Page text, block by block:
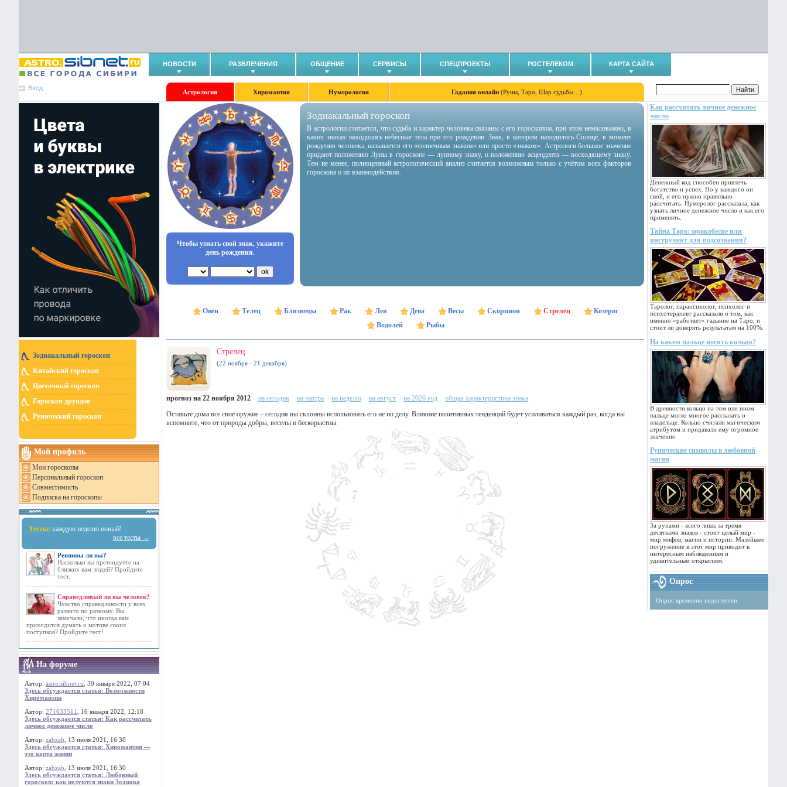
НОВОСТИ РАЗВЛЕЧЕНИЯ ОБЩЕНИЕ СЕРВИСЫ СПЕЦПРОЕКТЫ РОСТЕЛЕКОМ КАРТА САЙТА
Вход
Астрология Хиромантия Нумерология Гадания онлайн (Руны, Таро, Шар судьбы…)
Зодиакальный гороскоп
Китайский гороскоп
Цветочный гороскоп
Гороскоп друидов
Рунический гороскоп
Мой профиль
Мои гороскопы
Персональный гороскоп
Совместимость
Подписка на гороскопы
Тесты: каждую неделю новый!
все тесты →
Ревнивы ли вы?
Насколько вы претендуете на
близких вам людей? Пройдите
тест.
Справедливый ли вы человек?
Чувство справедливости у всех
развито по разному. Вы
замечали, что иногда вам
приходится думать о мотиве своих
поступков? Пройдите тест!
На форуме
Автор: astro.sibnet.ru , 30 января 2022, 07:04
Здесь обсуждается статья: Возможности
Хиромантии
Автор: 271033511
, 16 января 2022, 12:18
Здесь обсуждается статья: Как рассчитать
личное денежное число
Автор: zabzab , 13 июля 2021, 16:30
Здесь обсуждается статья: Хиромантия —
это карта жизни
Автор: zabzab , 13 июля 2021, 16:30
Здесь обсуждается статья: Любовный
гороскоп: как целуются знаки Зодиака
Как рассчитать личное денежное
число
Денежный код способен привлечь
богатство и успех. Но у каждого он
свой, и его нужно правильно
рассчитать. Нумеролог рассказала, как
узнать личное денежное число и как его
применять.
Тайна Таро: мракобесие или
инструмент для подсознания?
Таролог, парапсихолог, психолог и
психотерапевт рассказали о том, как
именно «работает» гадание на Таро, и
стоит ли доверять результатам на 100%.
На каком пальце носить кольцо?
В древности кольцо на том или ином
пальце могло многое рассказать о
владельце. Кольцо считали магическим
атрибутом и придавали ему огромное
значение.
Рунические символы в любовной
магии
За рунами - всего лишь за тремя
десятками знаков - стоит целый мир -
мир мифов, магии и истории. Малейшее
погружение в этот мир приводит к
интересным наблюдениям и
удивительным открытиям.
Опрос
Опрос временно недоступен.
Чтобы узнать свой знак, укажите
день рождения.
Зодиакальный гороскоп
В астрологии считается, что судьба и характер человека связаны с его гороскопом, при этом немаловажно, в
каких знаках находились небесные тела при его рождении. Знак, в котором находилось Солнце, в момент
рождения человека, называется его «солнечным знаком» или просто «знаком». Астрологи большое значение
придают положению Луны в гороскопе — лунному знаку, и положению асцендента — восходящему знаку.
Тем не менее, полноценный астрологический анализ считается возможным только с учётом всех факторов
гороскопа и их взаимодействия.
Овен Телец Близнецы Рак Лев Дева Весы Скорпион Стрелец
Козерог
Водолей
Рыбы
Стрелец
(22 ноября - 21 декабря)
прогноз на 22 ноября 2012 на сегодня на завтра на неделю на август на 2026 год
общая характеристика знака
Оставьте дома все свое оружие – сегодня вы склонны использовать его не по делу. Влияние позитивных тенденций будет усиливаться каждый раз, когда вы
вспомните, что от природы добры, веселы и бескорыстны.